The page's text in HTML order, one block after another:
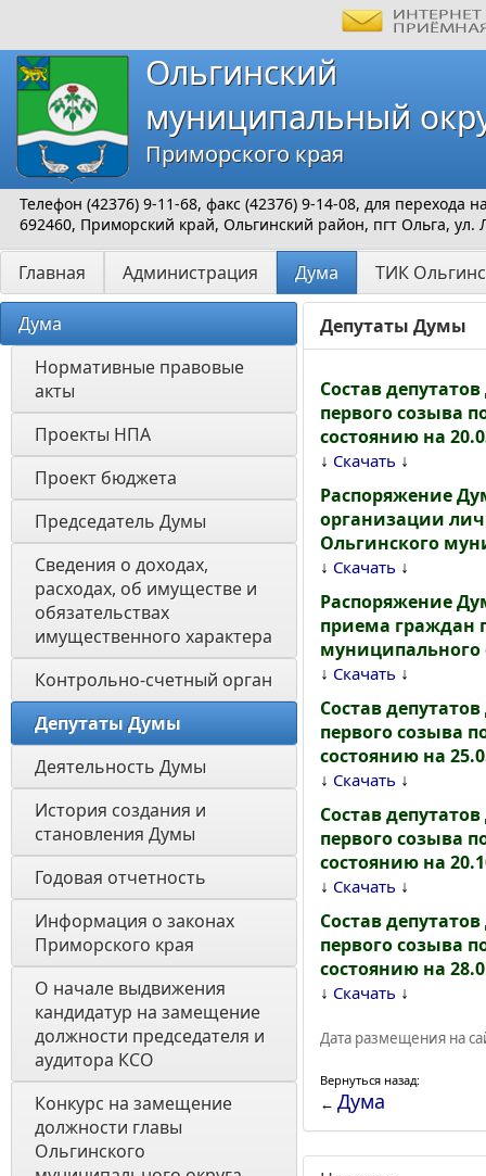
Ольгинский
муниципальный
Приморского края
Телефон (42376) 9-11-68, факс (42376) 9-14-08, для перехода
692460, Приморский край, Ольгинский район, пгт Ольга, ул.
Главная Администрация Дума ТИК
Дума
Нормативные правовые
акты
Проекты НПА
Проект бюджета
Председатель Думы
Сведения о доходах,
расходах, об имуществе и
обязательствах
имущественного характера
Контрольно-счетный орган
Депутаты Думы
Деятельность Думы
История создания и
становления Думы
Годовая отчетность
Информация о законах
Приморского края
О начале выдвижения
кандидатур на замещение
должности председателя и
аудитора КСО
Конкурс на замещение
должности главы
Ольгинского
Депутаты Думы
Состав
первого созыва
состоянию на
↓ Скачать ↓
Распоряжение
организации
Ольгинского
↓ Скачать ↓
Распоряжение
приема граждан
муниципального
↓ Скачать ↓
Состав
первого созыва
состоянию на
↓ Скачать ↓
Состав
первого созыва
состоянию на
↓ Скачать ↓
Состав
первого созыва
состоянию на
↓ Скачать ↓
Дата размещения на
Вернуться назад:
← Дума